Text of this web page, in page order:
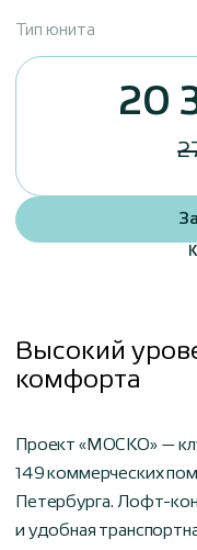
Тип юнита
20
Высокий
комфорта
Проект «МОСКО» —
149 коммерческих
Петербурга. Лофт-
и удобная